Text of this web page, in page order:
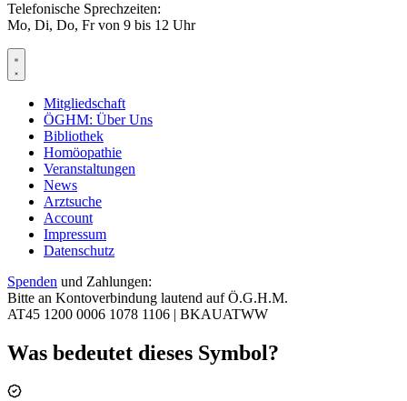
Telefonische Sprechzeiten:
Mo, Di, Do, Fr von 9 bis 12 Uhr
Mitgliedschaft
ÖGHM: Über Uns
Bibliothek
Homöopathie
Veranstaltungen
News
Arztsuche
Account
Impressum
Datenschutz
Spenden und Zahlungen:
Bitte an Kontoverbindung lautend auf Ö.G.H.M.
AT45 1200 0006 1078 1106 | BKAUATWW
Was bedeutet dieses Symbol?